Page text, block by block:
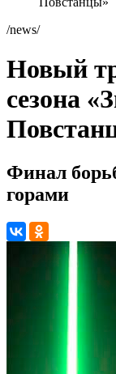
/news/
Новый
сезона
Финал
горами